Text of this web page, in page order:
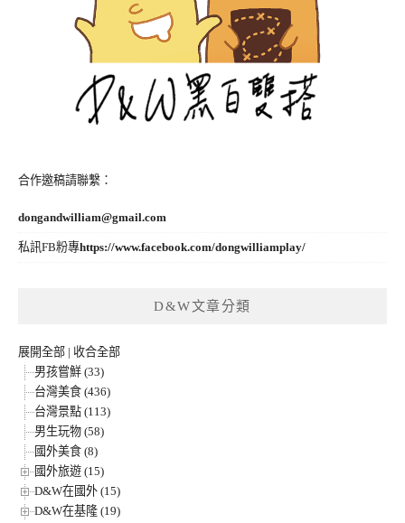
合作邀稿請聯繫：
dongandwilliam@gmail.com
私訊FB粉專https://www.facebook.com/dongwilliamplay/
D&W文章分類
展開全部 | 收合全部
男孩嘗鮮 (33)
台灣美食 (436)
台灣景點 (113)
男生玩物 (58)
國外美食 (8)
國外旅遊 (15)
D&W在國外 (15)
D&W在基隆 (19)